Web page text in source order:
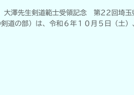
大澤先生剣道範士受領記念 第22回埼玉
道の部）は、令和６年１０月５日（土）